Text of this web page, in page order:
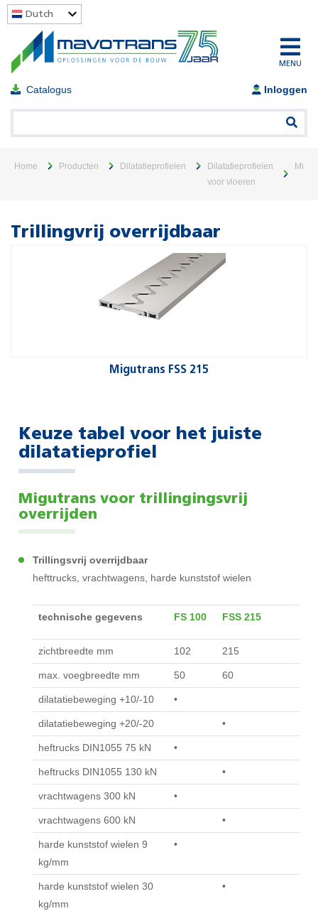
Dutch
MENU
Catalogus Inloggen
Home Producten Dilatatieprofielen
Dilatatieprofielen
voor vloeren
Trillingvrij overrijdbaar
Migutrans FSS 215
Keuze tabel voor het juiste
dilatatieprofiel
Migutrans voor trillingingsvrij
overrijden
Trillingsvrij overrijdbaar
hefttrucks, vrachtwagens, harde kunststof wielen
technische gegevens FS 100 FSS 215
zichtbreedte mm 102 215
max. voegbreedte mm 50 60
dilatatiebeweging +10/-10 •
dilatatiebeweging +20/-20 •
heftrucks DIN1055 75 kN •
heftrucks DIN1055 130 kN •
vrachtwagens 300 kN •
vrachtwagens 600 kN •
harde kunststof wielen 9
kg/mm
•
harde kunststof wielen 30
kg/mm
•